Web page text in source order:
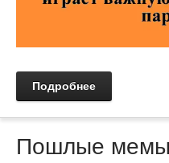
Подробнее
Пошлые